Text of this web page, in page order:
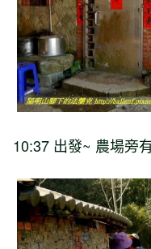
10:37 出發~ 農場旁